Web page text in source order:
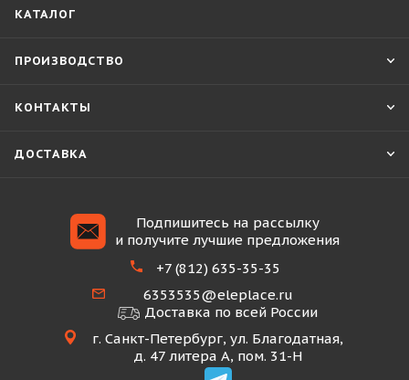
КАТАЛОГ
ПРОИЗВОДСТВО
КОНТАКТЫ
ДОСТАВКА
Подпишитесь на рассылку
и получите лучшие предложения
+7 (812) 635-35-35
6353535@eleplace.ru
Доставка по всей России
г. Санкт-Петербург, ул. Благодатная,
д. 47 литера А, пом. 31-Н